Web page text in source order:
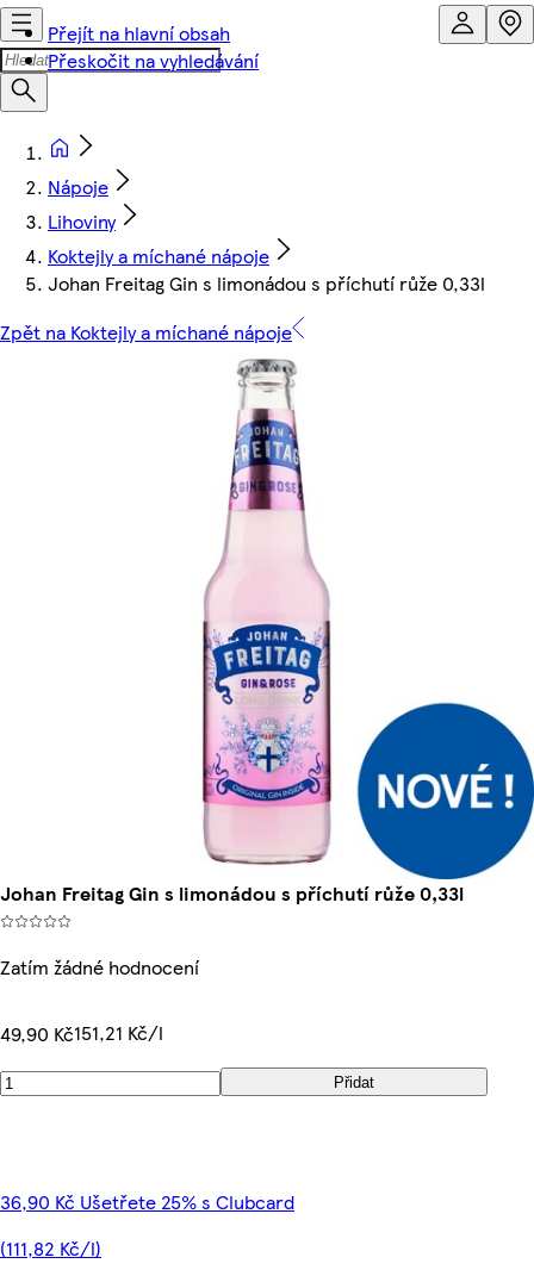
Přejít na hlavní obsah
Přeskočit na vyhledávání
Nápoje
Lihoviny
Koktejly a míchané nápoje
Johan Freitag Gin s limonádou s příchutí růže 0,33l
Zpět na Koktejly a míchané nápoje
Johan Freitag Gin s limonádou s příchutí růže 0,33l
Zatím žádné hodnocení
49,90 Kč151,21 Kč/l
Přidat
36,90 Kč Ušetřete 25% s Clubcard
(111,82 Kč/l)